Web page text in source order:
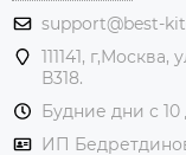
support@best-
111141,
В318.
Будние дни с 10
ИП